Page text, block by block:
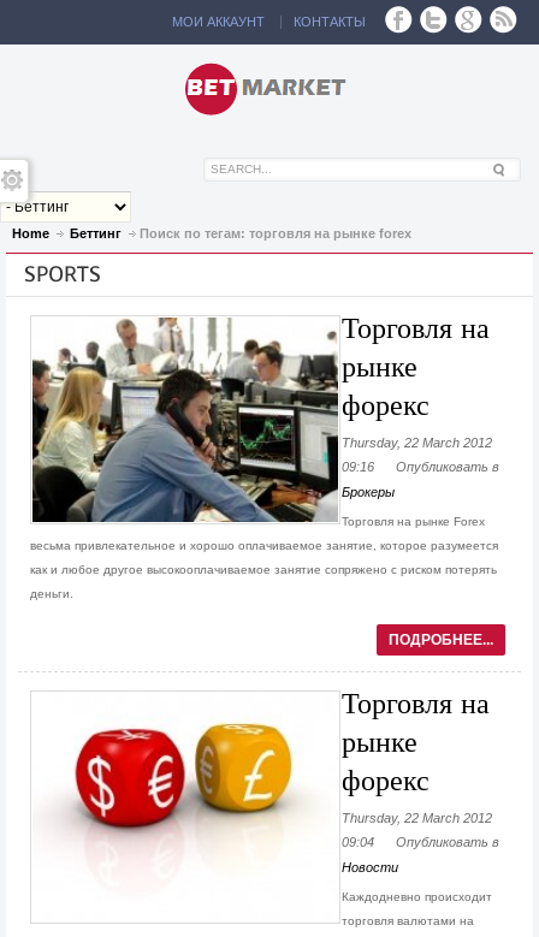
МОЙ АККАУНТ КОНТАКТЫ
Home Беттинг Поиск по тегам: торговля на рынке forex
SPORTS
Торговля на
рынке
форекс
Thursday, 22 March 2012
09:16
Опубликовать в
Брокеры
Торговля на рынке Forex
весьма привлекательное и хорошо оплачиваемое занятие, которое разумеется
как и любое другое высокооплачиваемое занятие сопряжено с риском потерять
деньги.
ПОДРОБНЕЕ...
Торговля на
рынке
форекс
Thursday, 22 March 2012
09:04
Опубликовать в
Новости
Каждодневно происходит
торговля валютами на